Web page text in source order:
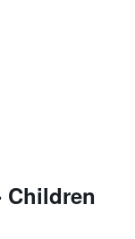
Children